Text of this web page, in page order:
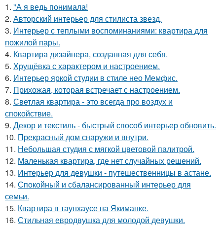
1. "А я ведь понимала!
2. Авторский интерьер для стилиста звезд.
3. Интерьер с теплыми воспоминаниями: квартира для
пожилой пары.
4. Квартира дизайнера, созданная для себя.
5. Хрущёвка с характером и настроением.
6. Интерьер яркой студии в стиле нео Мемфис.
7. Прихожая, которая встречает с настроением.
8. Светлая квартира - это всегда про воздух и
спокойствие.
9. Декор и текстиль - быстрый способ интерьер обновить.
10. Прекрасный дом снаружи и внутри.
11. Небольшая студия с мягкой цветовой палитрой.
12. Маленькая квартира, где нет случайных решений.
13. Интерьер для девушки - путешественницы в астане.
14. Спокойный и сбалансированный интерьер для
семьи.
15. Квартира в таунхаусе на Якиманке.
16. Стильная евродвушка для молодой девушки.